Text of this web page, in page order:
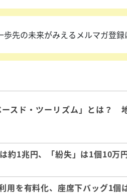
歩先の未来がみえるメルマガ登録
スド・ツーリズム」とは？
約1兆円、「紛失」は1個10
用を有料化、座席下バッグ1個